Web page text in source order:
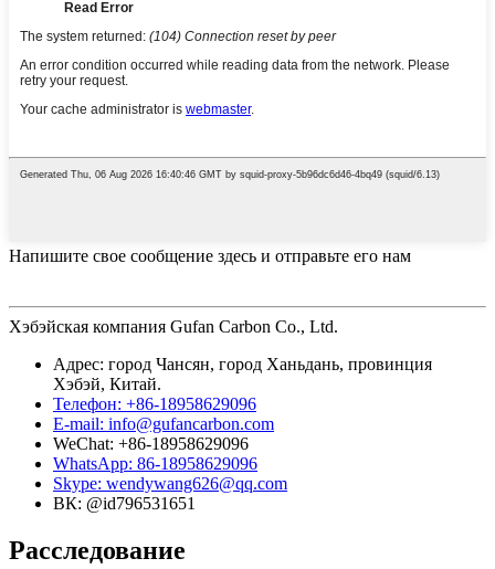
Напишите свое сообщение здесь и отправьте его нам
Хэбэйская компания Gufan Carbon Co., Ltd.
Адрес: город Чансян, город Ханьдань, провинция
Хэбэй, Китай.
Телефон: +86-18958629096
E-mail: info@gufancarbon.com
WeChat: +86-18958629096
WhatsApp: 86-18958629096
Skype: wendywang626@qq.com
ВК: @id796531651
Расследование